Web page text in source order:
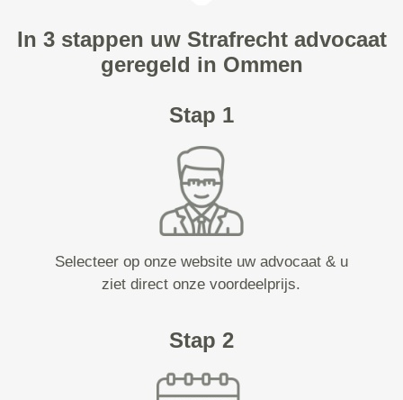
In 3 stappen uw Strafrecht advocaat
geregeld in Ommen
Stap 1
Selecteer op onze website uw advocaat & u
ziet direct onze voordeelprijs.
Stap 2